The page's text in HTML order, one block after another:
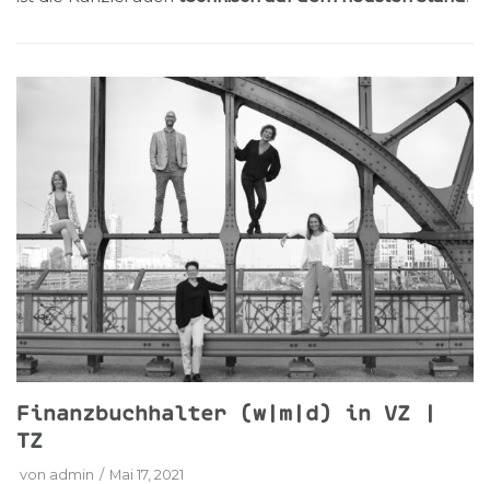
Finanzbuchhalter (w|m|d) in VZ |
TZ
von admin Mai 17, 2021